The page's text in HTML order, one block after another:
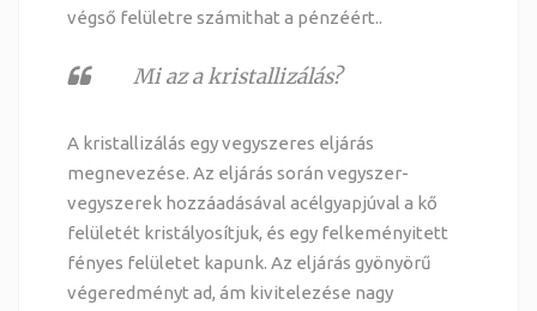
végső felületre számithat a pénzéért..
Mi az a kristallizálás?
A kristallizálás egy vegyszeres eljárás
megnevezése. Az eljárás során vegyszer-
vegyszerek hozzáadásával acélgyapjúval a kő
felületét kristályosítjuk, és egy felkeményitett
fényes felületet kapunk. Az eljárás gyönyörű
végeredményt ad, ám kivitelezése nagy